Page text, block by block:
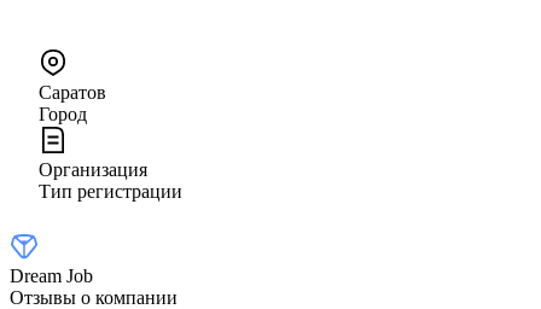
Саратов
Город
Организация
Тип регистрации
Dream Job
Отзывы о компании